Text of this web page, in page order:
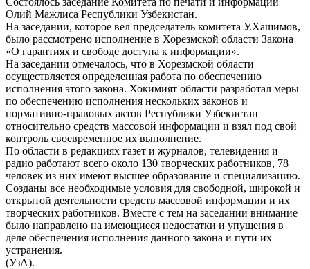
Олий Мажлиса Республики Узбекистан.
На заседании, которое вел председатель комитета У.Хашимов,
было рассмотрено исполнение в Хорезмской области Закона
«О гарантиях и свободе доступа к информации».
На заседании отмечалось, что в Хорезмской области
осуществляется определенная работа по обеспечению
исполнения этого закона. Хокимият области разработал меры
по обеспечению исполнения нескольких законов и
нормативно-правовых актов Республики Узбекистан
относительно средств массовой информации и взял под свой
контроль своевременное их выполнение.
По области в редакциях газет и журналов, телевидения и
радио работают всего около 130 творческих работников, 78
человек из них имеют высшее образование и специализацию.
Созданы все необходимые условия для свободной, широкой и
открытой деятельности средств массовой информации и их
творческих работников. Вместе с тем на заседании внимание
было направлено на имеющиеся недостатки и упущения в
деле обеспечения исполнения данного закона и пути их
устранения.
(УзА).